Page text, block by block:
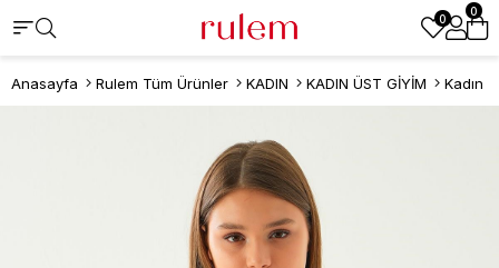
0
0
Anasayfa Rulem Tüm Ürünler KADIN KADIN ÜST GİYİM Kadın